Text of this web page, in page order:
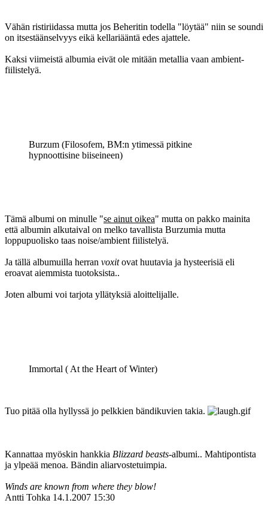
Vähän ristiriidassa mutta jos Beheritin todella "löytää" niin se soundi
on itsestäänselvyys eikä kellariääntä edes ajattele.
Kaksi viimeistä albumia eivät ole mitään metallia vaan ambient-
fiilistelyä.
Burzum (Filosofem, BM:n ytimessä pitkine
hypnoottisine biiseineen)
Tämä albumi on minulle "se ainut oikea" mutta on pakko mainita
että albumin alkutaival on melko tavallista Burzumia mutta
loppupuolisko taas noise/ambient fiilistelyä.
Ja tällä albumuilla herran voxitovat huutavia ja hysteerisiä eli
eroavat aiemmista tuotoksista..
Joten albumi voi tarjota yllätyksiä aloittelijalle.
Immortal ( At the Heart of Winter)
Tuo pitää olla hyllyssä jo pelkkien bändikuvien takia.
Kannattaa myöskin hankkia Blizzard beasts-albumi.. Mahtipontista
ja ylpeää menoa. Bändin aliarvostetuimpia.
Winds are known from where they blow!
Antti Tohka 14.1.2007 15:30